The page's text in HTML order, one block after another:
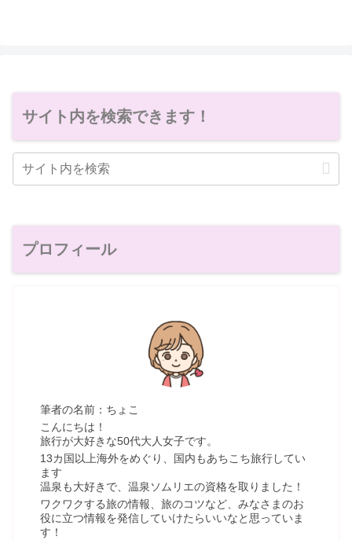
サイト内を検索できます！
プロフィール
筆者の名前：ちょこ
こんにちは！
旅行が大好きな50代大人女子です。
13カ国以上海外をめぐり、国内もあちこち旅行してい
ます
温泉も大好きで、温泉ソムリエの資格を取りました！
ワクワクする旅の情報、旅のコツなど、みなさまのお
役に立つ情報を発信していけたらいいなと思っていま
す！